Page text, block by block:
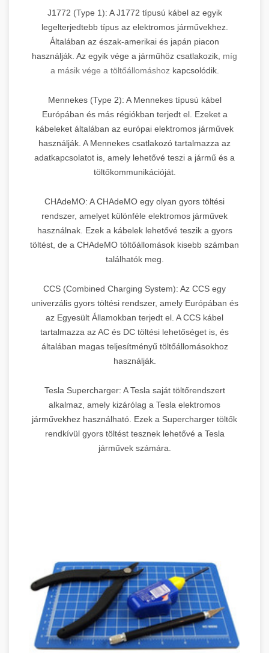
J1772 (Type 1): A J1772 típusú kábel az egyik
legelterjedtebb típus az elektromos járművekhez.
Általában az észak-amerikai és japán piacon
használják. Az egyik vége a járműhöz csatlakozik, míg
a másik vége a töltőállomáshoz kapcsolódik.
Mennekes (Type 2): A Mennekes típusú kábel
Európában és más régiókban terjedt el. Ezeket a
kábeleket általában az európai elektromos járművek
használják. A Mennekes csatlakozó tartalmazza az
adatkapcsolatot is, amely lehetővé teszi a jármű és a
töltőkommunikációját.
CHAdeMO: A CHAdeMO egy olyan gyors töltési
rendszer, amelyet különféle elektromos járművek
használnak. Ezek a kábelek lehetővé teszik a gyors
töltést, de a CHAdeMO töltőállomások kisebb számban
találhatók meg.
CCS (Combined Charging System): Az CCS egy
univerzális gyors töltési rendszer, amely Európában és
az Egyesült Államokban terjedt el. A CCS kábel
tartalmazza az AC és DC töltési lehetőséget is, és
általában magas teljesítményű töltőállomásokhoz
használják.
Tesla Supercharger: A Tesla saját töltőrendszert
alkalmaz, amely kizárólag a Tesla elektromos
járművekhez használható. Ezek a Supercharger töltők
rendkívül gyors töltést tesznek lehetővé a Tesla
járművek számára.